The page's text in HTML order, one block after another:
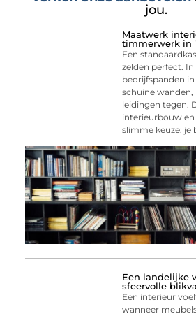
jou.
Maatwerk
timmerwerk in
Een
zelden perfect.
bedrijfspanden
schuine wanden,
leidingen tegen.
interieurbouw
slimme keuze: je
Een landelijke
sfeervolle
Een interieur
wanneer